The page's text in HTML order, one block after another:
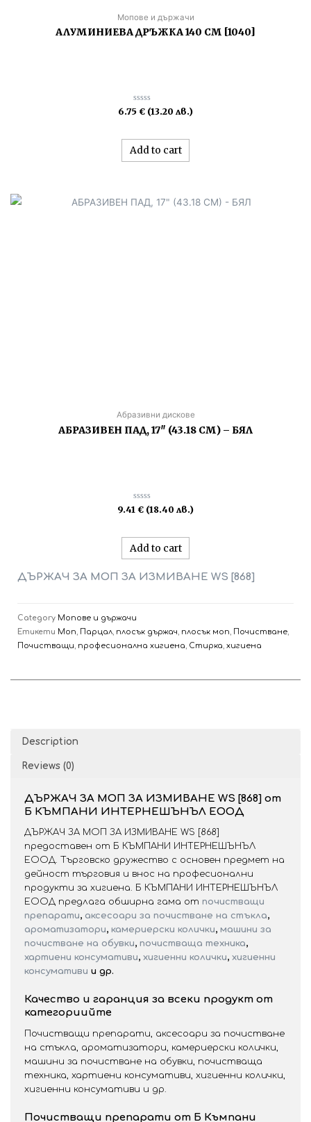
Мопове и държачи
АЛУМИНИЕВА ДРЪЖКА 140 СМ [1040]
Rated
0
5
6.75 € (13.20 лв.)
Add to cart
Абразивни дискове
АБРАЗИВЕН ПАД, 17″ (43.18 СМ) – БЯЛ
Rated
0
5
9.41 € (18.40 лв.)
Add to cart
ДЪРЖАЧ ЗА МОП ЗА ИЗМИВАНЕ WS [868]
Category Мопове и държачи
Етикети Моп Парцал плосък държач плосък моп Почистване
Почистващи професионална хигиена Стирка хигиена
Description
Reviews (0)
ДЪРЖАЧ ЗА МОП ЗА ИЗМИВАНЕ WS [868] от
Б КЪМПАНИ ИНТЕРНЕШЪНЪЛ ЕООД
ДЪРЖАЧ ЗА МОП ЗА ИЗМИВАНЕ WS [868]
предоставен от Б КЪМПАНИ ИНТЕРНЕШЪНЪЛ
ЕООД. Търговско дружество с основен предмет на
дейност търговия и внос на професионални
продукти за хигиена. Б КЪМПАНИ ИНТЕРНЕШЪНЪЛ
ЕООД предлага обширна гама от почистващи
препарати, аксесоари за почистване на стъкла,
ароматизатори, камериерски колички, машини за
почистване на обувки, почистваща техника,
хартиени консумативи, хигиенни колички, хигиенни
консумативи и др.
Качество и гаранция за всеки продукт от
категориийте
Почистващи препарати, аксесоари за почистване
на стъкла, ароматизатори, камериерски колички,
машини за почистване на обувки, почистваща
техника, хартиени консумативи, хигиенни колички,
хигиенни консумативи и др.
Почистващи препарати от Б Къмпани